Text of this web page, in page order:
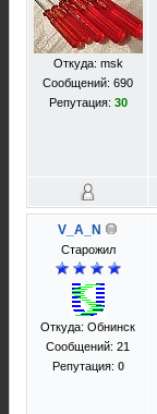
Откуда: msk
Сообщений: 690
Репутация: 30
V_A_N
Старожил
Откуда: Обнинск
Сообщений: 21
Репутация: 0